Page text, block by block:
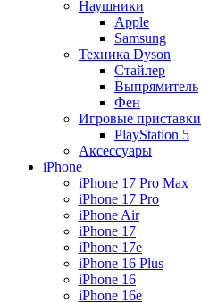
Наушники
Apple
Samsung
Техника Dyson
Стайлер
Выпрямитель
Фен
Игровые приставки
PlayStation 5
Аксессуары
iPhone
iPhone 17 Pro Max
iPhone 17 Pro
iPhone Air
iPhone 17
iPhone 17e
iPhone 16 Plus
iPhone 16
iPhone 16e